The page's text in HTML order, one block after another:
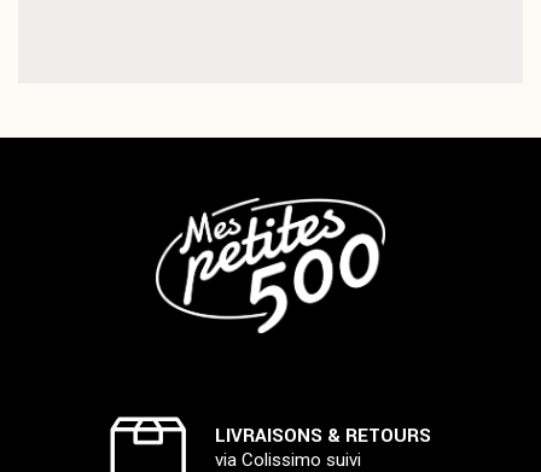
LIVRAISONS & RETOURS
via Colissimo suivi